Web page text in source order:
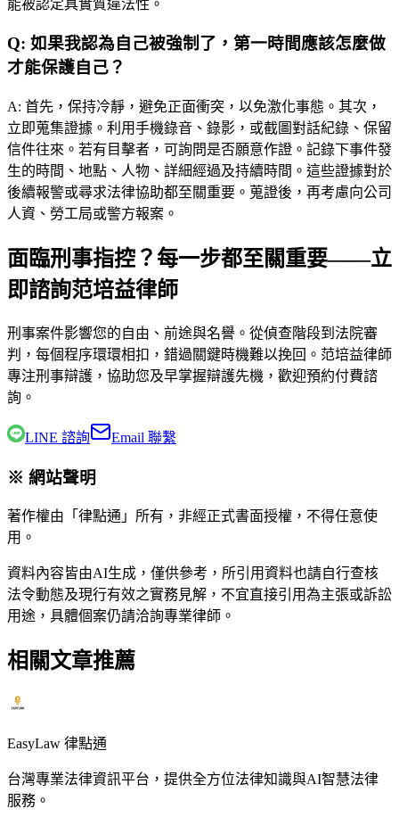
能被認定具實質違法性。
Q: 如果我認為自己被強制了，第一時間應該怎麼做
才能保護自己？
A: 首先，保持冷靜，避免正面衝突，以免激化事態。其次，
立即蒐集證據。利用手機錄音、錄影，或截圖對話紀錄、保留
信件往來。若有目擊者，可詢問是否願意作證。記錄下事件發
生的時間、地點、人物、詳細經過及持續時間。這些證據對於
後續報警或尋求法律協助都至關重要。蒐證後，再考慮向公司
人資、勞工局或警方報案。
面臨刑事指控？每一步都至關重要——立
即諮詢范培益律師
刑事案件影響您的自由、前途與名譽。從偵查階段到法院審
判，每個程序環環相扣，錯過關鍵時機難以挽回。 范培益律師
專注刑事辯護，協助您及早掌握辯護先機，歡迎預約付費諮
詢。
LINE 諮詢 Email 聯繫
※ 網站聲明
著作權由「律點通」所有，非經正式書面授權，不得任意使
用。
資料內容皆由AI生成，僅供參考，所引用資料也請自行查核
法令動態及現行有效之實務見解，不宜直接引用為主張或訴訟
用途，具體個案仍請洽詢專業律師。
相關文章推薦
EasyLaw 律點通
台灣專業法律資訊平台，提供全方位法律知識與AI智慧法律
服務。